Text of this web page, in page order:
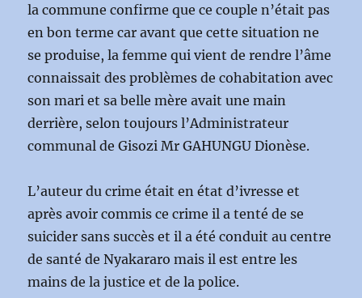
la commune confirme que ce couple n’était pas
en bon terme car avant que cette situation ne
se produise, la femme qui vient de rendre l’âme
connaissait des problèmes de cohabitation avec
son mari et sa belle mère avait une main
derrière, selon toujours l’Administrateur
communal de Gisozi Mr GAHUNGU Dionèse.
L’auteur du crime était en état d’ivresse et
après avoir commis ce crime il a tenté de se
suicider sans succès et il a été conduit au centre
de santé de Nyakararo mais il est entre les
mains de la justice et de la police.